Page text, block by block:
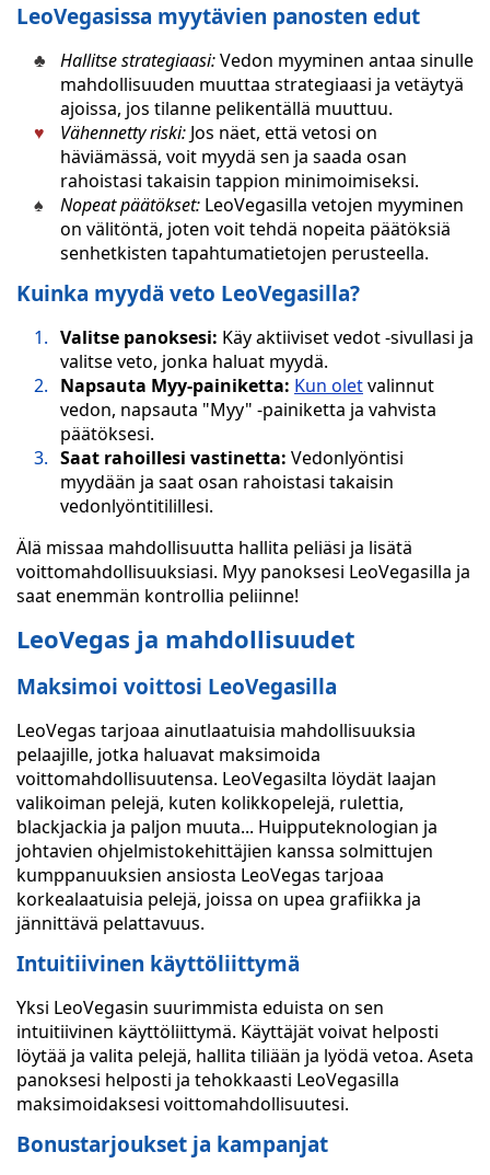
LeoVegasissa myytävien panosten edut
Hallitse strategiaasi:Vedon myyminen antaa sinulle
mahdollisuuden muuttaa strategiaasi ja vetäytyä
ajoissa, jos tilanne pelikentällä muuttuu.
Vähennetty riski: Jos näet, että vetosi on
häviämässä, voit myydä sen ja saada osan
rahoistasi takaisin tappion minimoimiseksi.
Nopeat päätökset: LeoVegasilla vetojen myyminen
on välitöntä, joten voit tehdä nopeita päätöksiä
senhetkisten tapahtumatietojen perusteella.
Kuinka myydä veto LeoVegasilla?
Valitse panoksesi: Käy aktiiviset vedot -sivullasi ja
valitse veto, jonka haluat myydä.
Napsauta Myy-painiketta: Kun oletvalinnut
vedon, napsauta "Myy" -painiketta ja vahvista
päätöksesi.
Saat rahoillesi vastinetta: Vedonlyöntisi
myydään ja saat osan rahoistasi takaisin
vedonlyöntitilillesi.
Älä missaa mahdollisuutta hallita peliäsi ja lisätä
voittomahdollisuuksiasi. Myy panoksesi LeoVegasilla ja
saat enemmän kontrollia peliinne!
LeoVegas ja mahdollisuudet
Maksimoi voittosi LeoVegasilla
LeoVegas tarjoaa ainutlaatuisia mahdollisuuksia
pelaajille, jotka haluavat maksimoida
voittomahdollisuutensa. LeoVegasilta löydät laajan
valikoiman pelejä, kuten kolikkopelejä, rulettia,
blackjackia ja paljon muuta... Huipputeknologian ja
johtavien ohjelmistokehittäjien kanssa solmittujen
kumppanuuksien ansiosta LeoVegas tarjoaa
korkealaatuisia pelejä, joissa on upea grafiikka ja
jännittävä pelattavuus.
Intuitiivinen käyttöliittymä
Yksi LeoVegasin suurimmista eduista on sen
intuitiivinen käyttöliittymä. Käyttäjät voivat helposti
löytää ja valita pelejä, hallita tiliään ja lyödä vetoa. Aseta
panoksesi helposti ja tehokkaasti LeoVegasilla
maksimoidaksesi voittomahdollisuutesi.
Bonustarjoukset ja kampanjat